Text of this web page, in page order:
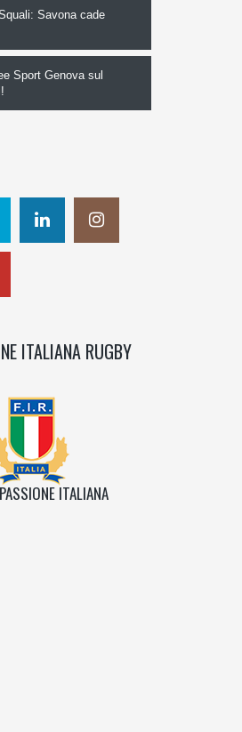
Savona cade
Sport Genova sul
ITALIANA RUGBY
ITALIANA